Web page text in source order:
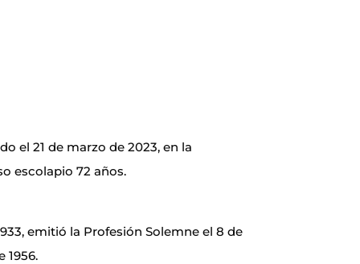
el 21 de marzo de 2023, en la
escolapio 72 años.
emitió la Profesión Solemne el 8 de
1956.